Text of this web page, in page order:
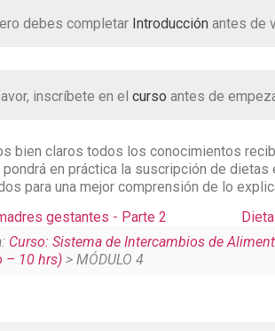
debes completar Introducción antes de
inscríbete en el curso antes de
bien claros todos los conocimientos
en práctica la suscripción de dietas
para una mejor comprensión de lo
gestantes - Parte 2
Curso: Sistema de Intercambios de
– 10 hrs) > MÓDULO 4